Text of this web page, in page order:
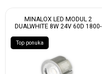
MINALOX LED MODUL 2
DUALWHITE 8W 24V 60D 1800-
Top ponuka